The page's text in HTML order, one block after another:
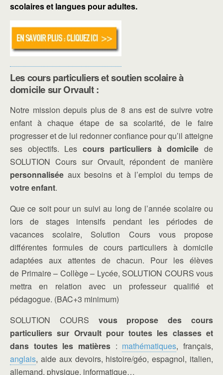
scolaires et langues pour adultes.
Les cours particuliers et soutien scolaire à
domicile sur Orvault :
Notre mission depuis plus de 8 ans est de suivre votre
enfant à chaque étape de sa scolarité, de le faire
progresser et de lui redonner confiance pour qu’il atteigne
ses objectifs. Les cours particuliers à domicile de
SOLUTION Cours sur Orvault, répondent de manière
personnalisée aux besoins et à l’emploi du temps de
votre enfant.
Que ce soit pour un suivi au long de l’année scolaire ou
lors de stages intensifs pendant les périodes de
vacances scolaire, Solution Cours vous propose
différentes formules de cours particuliers à domicile
adaptées aux attentes de chacun. Pour les élèves
de Primaire – Collège – Lycée, SOLUTION COURS vous
mettra en relation avec un professeur qualifié et
pédagogue. (BAC+3 minimum)
SOLUTION COURS vous propose des
cours
particuliers sur Orvault pour toutes les classes et
dans toutes les matières : mathématiques, français,
anglais, aide aux devoirs, histoire/géo, espagnol, italien,
allemand, physique, informatique…